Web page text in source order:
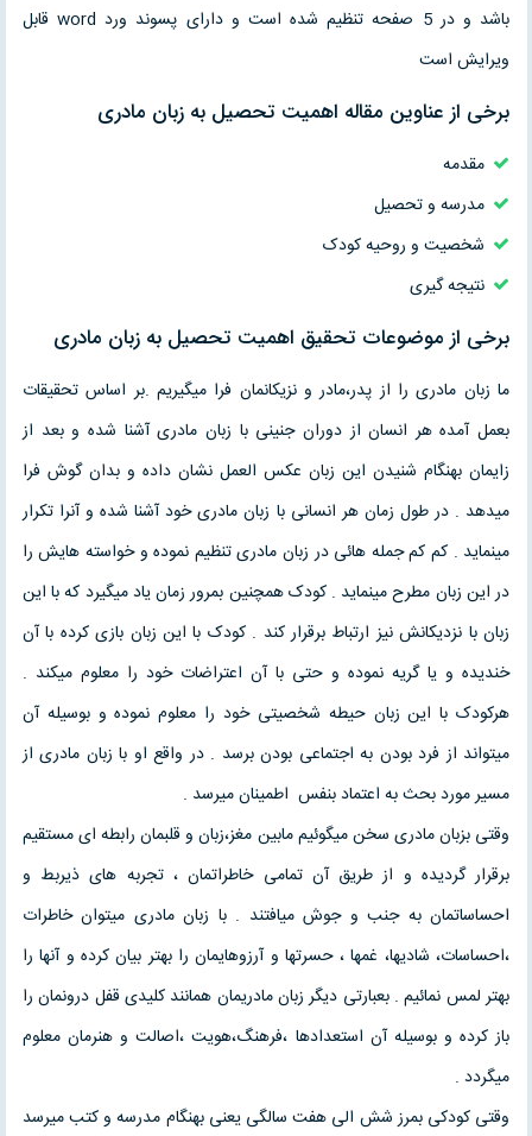
باشد و در 5 صفحه تنظیم شده است و دارای پسوند ورد word قابل
ویرایش است
برخی از عناوین مقاله اهمیت تحصیل به زبان مادری
مقدمه
مدرسه و تحصیل
شخصیت و روحیه کودک
نتیجه گیری
برخی از موضوعات تحقیق اهمیت تحصیل به زبان مادری
ما زبان مادری را از پدر،مادر و نزیکانمان فرا میگیریم .بر اساس تحقیقات
بعمل آمده هر انسان از دوران جنینی با زبان مادری آشنا شده و بعد از
زایمان بهنگام شنیدن این زبان عکس العمل نشان داده و بدان گوش فرا
میدهد . در طول زمان هر انسانی با زبان مادری خود آشنا شده و آنرا تکرار
مینماید . کم کم جمله هائی در زبان مادری تنظیم نموده و خواسته هایش را
در این زبان مطرح مینماید . کودک همچنین بمرور زمان یاد میگیرد که با این
زبان با نزدیکانش نیز ارتباط برقرار کند . کودک با این زبان بازی کرده با آن
خندیده و یا گریه نموده و حتی با آن اعتراضات خود را معلوم میکند .
هرکودک با این زبان حیطه شخصیتی خود را معلوم نموده و بوسیله آن
میتواند از فرد بودن به اجتماعی بودن برسد . در واقع او با زبان مادری از
مسیر مورد بحث به اعتماد بنفس اطمینان میرسد .
وقتی بزبان مادری سخن میگوئیم مابین مغز،زبان و قلبمان رابطه ای مستقیم
برقرار گردیده و از طریق آن تمامی خاطراتمان ، تجربه های ذیربط و
احساساتمان به جنب و جوش میافتند . با زبان مادری میتوان خاطرات
،احساسات، شادیها، غمها ، حسرتها و آرزوهایمان را بهتر بیان کرده و آنها را
بهتر لمس نمائیم . بعبارتی دیگر زبان مادریمان همانند کلیدی قفل درونمان را
باز کرده و بوسیله آن استعدادها ،فرهنگ،هویت ،اصالت و هنرمان معلوم
میگردد .
وقتی کودکی بمرز شش الی هفت سالگی یعنی بهنگام مدرسه و کتب میرسد